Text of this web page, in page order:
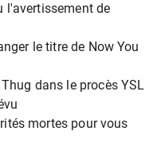
l'avertissement de
le titre de Now You
dans le procès YSL
mortes pour vous